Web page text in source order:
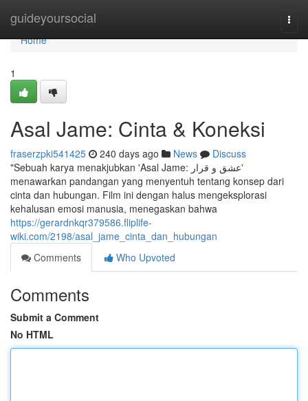
guideyoursocial
Home
Home
1
Asal Jame: Cinta & Koneksi
fraserzpki541425 240 days ago News
Discuss
"Sebuah karya menakjubkan 'Asal Jame: عشق و قرار'
menawarkan pandangan yang menyentuh tentang konsep dari
cinta dan hubungan. Film ini dengan halus mengeksplorasi
kehalusan emosi manusia, menegaskan bahwa
https://gerardnkqr379586.fliplife-
wiki.com/2198/asal_jame_cinta_dan_hubungan
Comments
Who Upvoted
Comments
Submit a Comment
No HTML